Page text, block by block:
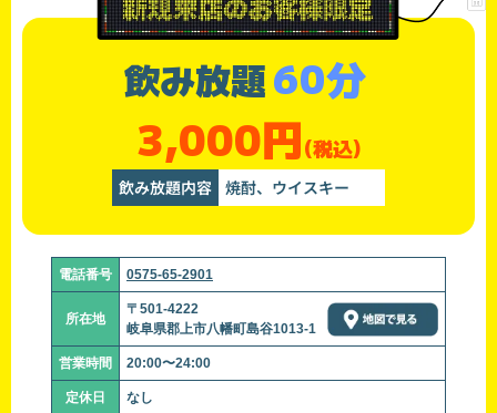
飲み放題60分
3,000円(税込)
飲み放題内容 焼酎、ウイスキー
電話番号 0575-65-2901
所在地
〒501-4222
岐阜県郡上市八幡町島谷1013-1
営業時間 20:00〜24:00
定休日 なし